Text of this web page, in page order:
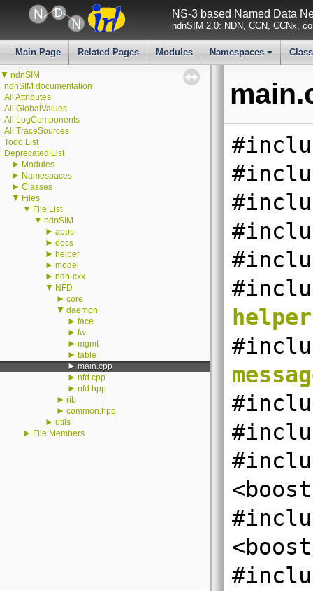
NS-3 based Named Data
ndnSIM 2.0: NDN, CCN, CCNx,
Main Page Related Pages Modules
+
Namespaces
▼ ndnSIM
ndnSIM documentation
All Attributes
All GlobalValues
All LogComponents
All TraceSources
Todo List
Deprecated List
► Modules
► Namespaces
► Classes
▼ Files
▼ File List
▼ ndnSIM
► apps
► docs
► helper
► model
► ndn-cxx
▼ NFD
► core
▼ daemon
► face
► fw
► mgmt
► table
► main.cpp
► nfd.cpp
► nfd.hpp
► rib
► common.hpp
► utils
► File Members